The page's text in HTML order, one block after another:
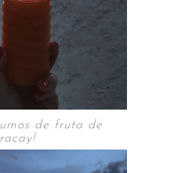
de fruta de